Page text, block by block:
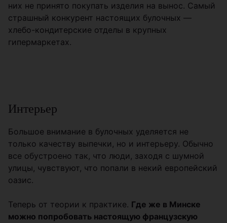
них не принято покупать изделия на вынос. Самый
страшный конкурент настоящих булочных —
хлебо-кондитерские отделы в крупных
гипермаркетах.
Интерьер
Большое внимание в булочных уделяется не
только качеству выпечки, но и интерьеру. Обычно
все обустроено так, что люди, заходя с шумной
улицы, чувствуют, что попали в некий европейский
оазис.
Теперь от теории к практике. Где же в Минске
можно попробовать настоящую французскую